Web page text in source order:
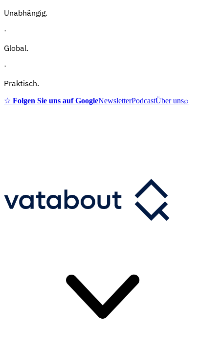
Unabhängig.
·
Global.
·
Praktisch.
☆ Folgen Sie uns auf GoogleNewsletterPodcastÜber uns⌕